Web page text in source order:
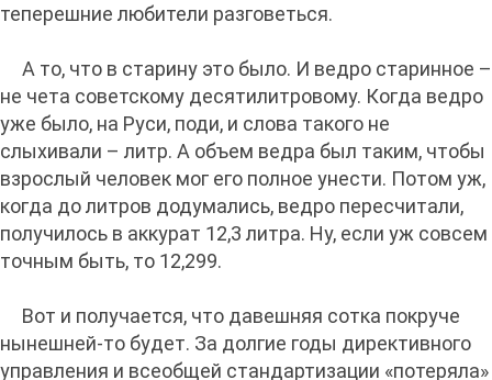
теперешние любители разговеться.
А то, что в старину это было. И ведро старинное –
не чета советскому десятилитровому. Когда ведро
уже было, на Руси, поди, и слова такого не
слыхивали – литр. А объем ведра был таким, чтобы
взрослый человек мог его полное унести. Потом уж,
когда до литров додумались, ведро пересчитали,
получилось в аккурат 12,3 литра. Ну, если уж совсем
точным быть, то 12,299.
Вот и получается, что давешняя сотка покруче
нынешней-то будет. За долгие годы директивного
управления и всеобщей стандартизации «потеряла»